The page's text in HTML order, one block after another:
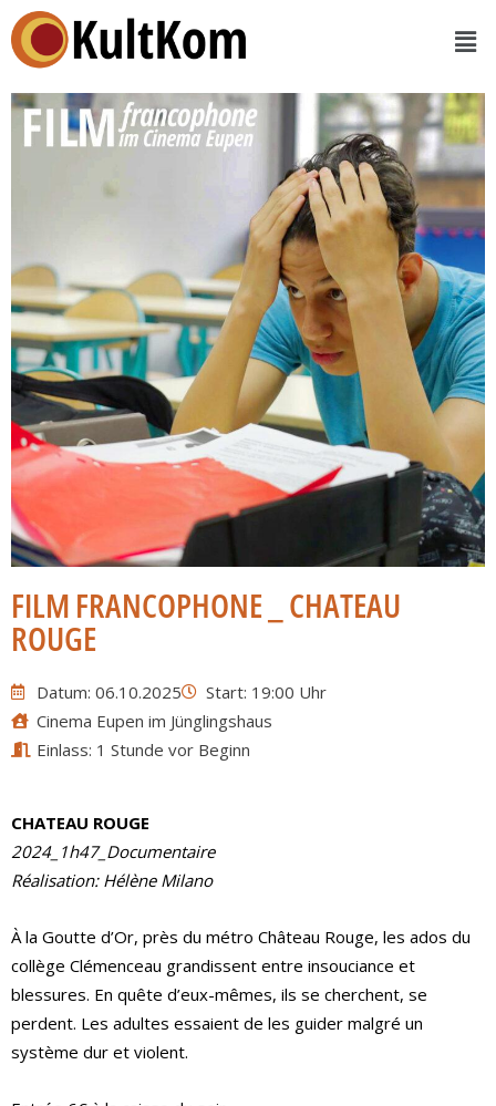
FILM FRANCOPHONE _ CHATEAU
ROUGE
Datum: 06.10.2025
Start: 19:00 Uhr
Cinema Eupen im Jünglingshaus
Einlass: 1 Stunde vor Beginn
CHATEAU ROUGE
2024_1h47_Documentaire
Réalisation: Hélène Milano
À la Goutte d’Or, près du métro Château Rouge, les ados du
collège Clémenceau grandissent entre insouciance et
blessures. En quête d’eux-mêmes, ils se cherchent, se
perdent. Les adultes essaient de les guider malgré un
système dur et violent.